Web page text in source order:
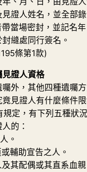
證人姓名，並全部錄
當場密封，並記名
縫處同行簽名。
條第1款)
見證人資格
囑外，其他四種遺囑
竟見證人有什麼條件
規定，有下列五種狀
的：
。
輔助宣告之人。
其配偶或其直系血親